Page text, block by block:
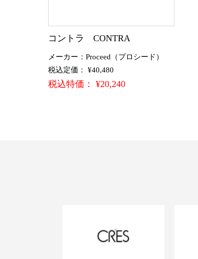
コントラ CONTRA
メーカー：Proceed（プロシード）
税込定価： ¥40,480
税込特価： ¥20,240